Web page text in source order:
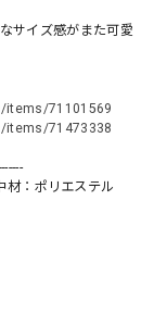
サイズ感がまた可愛
71101569
71473338
：ポリエステル